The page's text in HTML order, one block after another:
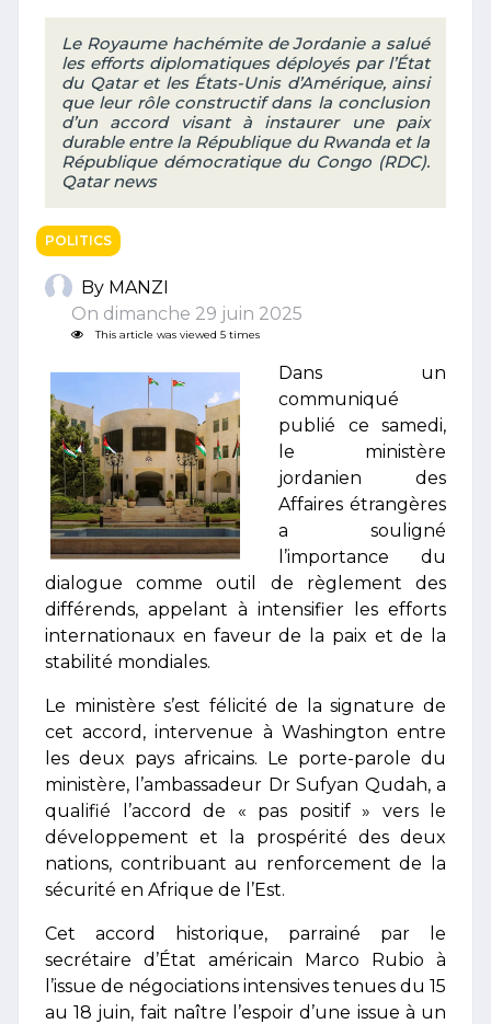
Le Royaume hachémite de Jordanie a salué
les efforts diplomatiques déployés par l’État
du Qatar et les États-Unis d’Amérique, ainsi
que leur rôle constructif dans la conclusion
d’un accord visant à instaurer une paix
durable entre la République du Rwanda et la
République démocratique du Congo (RDC).
Qatar news
POLITICS
By MANZI
On dimanche 29 juin 2025
This article was viewed 5 times
Dans un
communiqué
publié ce samedi,
le ministère
jordanien des
Affaires étrangères
a souligné
l’importance du
dialogue comme outil de règlement des
différends, appelant à intensifier les efforts
internationaux en faveur de la paix et de la
stabilité mondiales.
Le ministère s’est félicité de la signature de
cet accord, intervenue à Washington entre
les deux pays africains. Le porte-parole du
ministère, l’ambassadeur Dr Sufyan Qudah, a
qualifié l’accord de « pas positif » vers le
développement et la prospérité des deux
nations, contribuant au renforcement de la
sécurité en Afrique de l’Est.
Cet accord historique, parrainé par le
secrétaire d’État américain Marco Rubio à
l’issue de négociations intensives tenues du 15
au 18 juin, fait naître l’espoir d’une issue à un